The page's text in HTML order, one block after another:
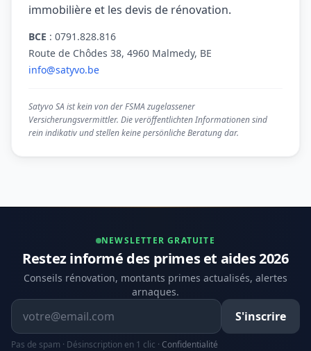
immobilière et les devis de rénovation.
BCE : 0791.828.816
Route de Chôdes 38, 4960 Malmedy, BE
info@satyvo.be
Satyvo SA ist kein von der FSMA zugelassener
Versicherungsvermittler. Die veröffentlichten Informationen sind
rein indikativ und stellen keine persönliche Beratung dar.
NEWSLETTER GRATUITE
Restez informé des primes et aides 2026
Conseils rénovation, montants primes actualisés, alertes
arnaques.
Adresse email
S'inscrire
Pas de spam · Désinscription en 1 clic · Confidentialité